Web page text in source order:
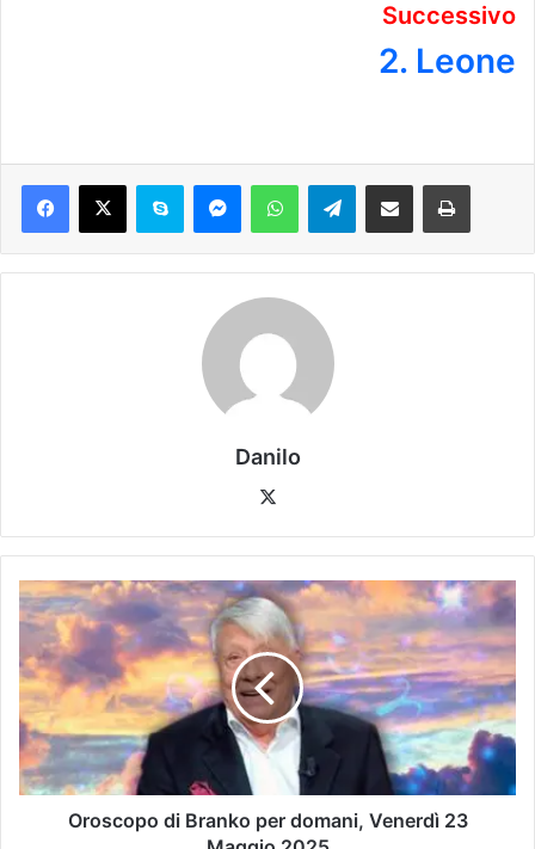
Successivo
2. Leone
Danilo
Oroscopo di Branko per domani, Venerdì 23